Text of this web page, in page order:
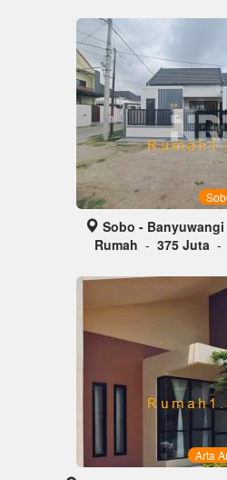
Sobo - Banyuwangi
Rumah - 375 Juta -
Arta